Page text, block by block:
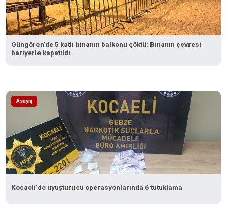
Güngören’de 5 katlı binanın balkonu çöktü: Binanın çevresi
bariyerle kapatıldı
Asayiş
Kocaeli’de uyuşturucu operasyonlarında 6 tutuklama